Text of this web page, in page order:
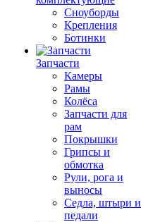
Сноуборды
Крепления
Ботинки
Запчасти
Камеры
Рамы
Колёса
Запчасти для
рам
Покрышки
Грипсы и
обмотка
Рули, рога и
выносы
Седла, штыри и
педали